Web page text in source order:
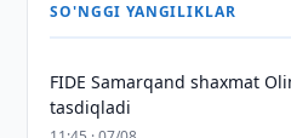
SO'NGGI YANGILIKLAR
FIDE Samarqand shaxmat
tasdiqladi